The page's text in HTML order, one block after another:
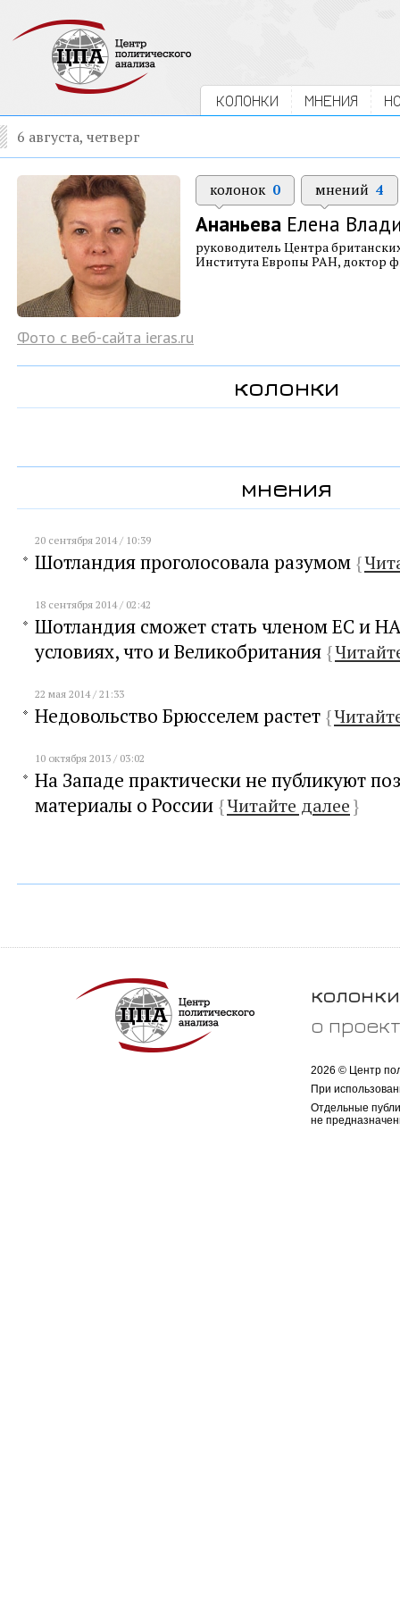
КОЛОНКИ МНЕНИЯ
6 августа, четверг
колонок 0 мнений 4
Ананьева Елена
руководитель Центра
Института Европы РАН, доктор
Фото с веб-сайта ieras.ru
колонки
мнения
20 сентября 2014 / 10:39
Шотландия проголосовала разумом {
18 сентября 2014 / 02:42
Шотландия сможет стать членом ЕС и
условиях, что и Великобритания {
22 мая 2014 / 21:33
Недовольство Брюсселем растет {
10 октября 2013 / 03:02
На Западе практически не публикуют
материалы о России {Читайте далее}
колонки
о
2026 © Центр
При
Отдельные
не